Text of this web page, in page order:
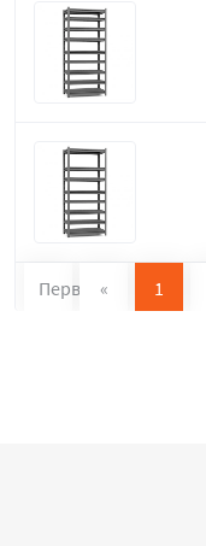
Первая « 1